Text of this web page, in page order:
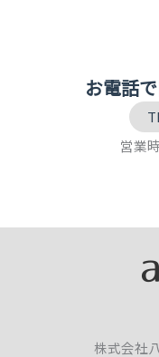
お電話
営業
株式会社